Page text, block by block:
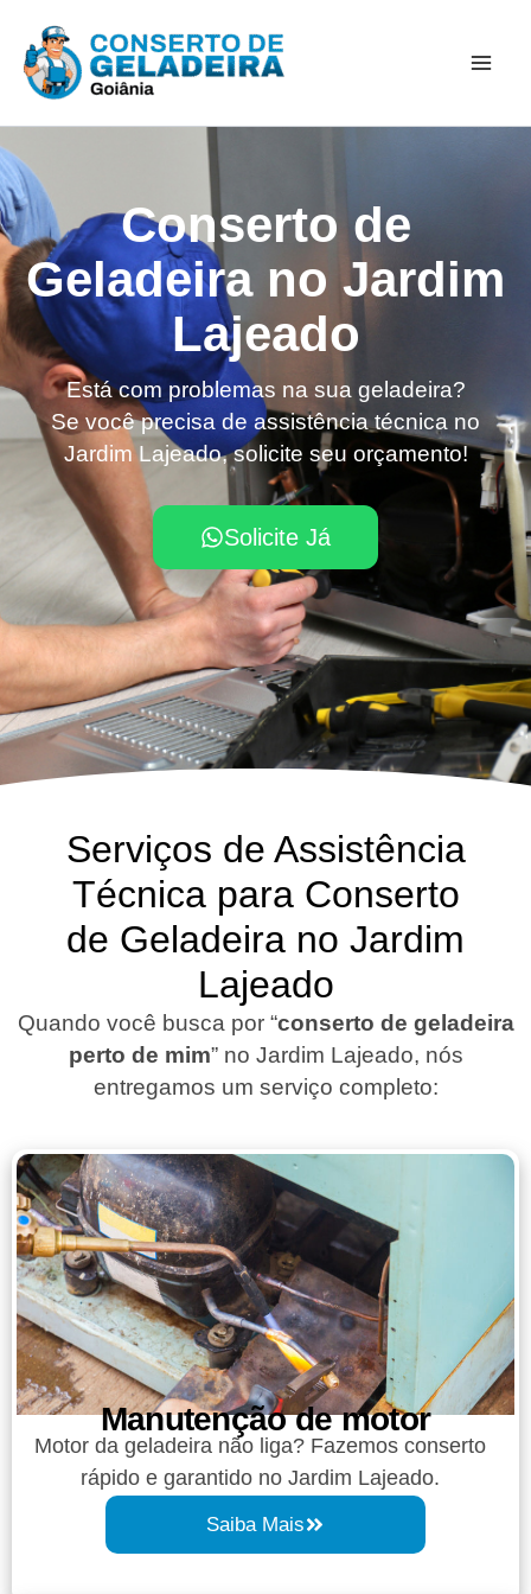
para
Conserto de
Geladeira no Jardim
Lajeado
Está com problemas na sua geladeira?
Se você precisa de assistência técnica no
Jardim Lajeado, solicite seu orçamento!
Solicite Já
Serviços de Assistência
Técnica para Conserto
de Geladeira no Jardim
Lajeado
Quando você busca por “conserto de geladeira
perto de mim” no Jardim Lajeado, nós
entregamos um serviço completo:
Manutenção de motor
Motor da geladeira não liga? Fazemos conserto
rápido e garantido no Jardim Lajeado.
Saiba Mais